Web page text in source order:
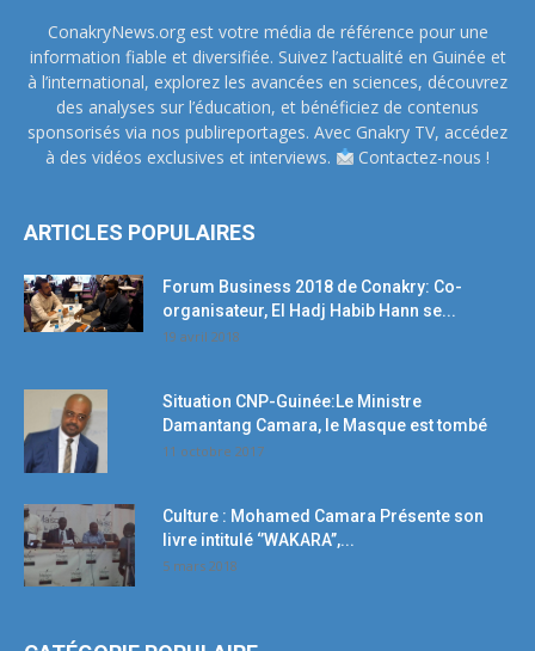
ConakryNews.org est votre média de référence pour une
information fiable et diversifiée. Suivez l’actualité en Guinée et
à l’international, explorez les avancées en sciences, découvrez
des analyses sur l’éducation, et bénéficiez de contenus
sponsorisés via nos publireportages. Avec Gnakry TV, accédez
à des vidéos exclusives et interviews.
Contactez-nous !
ARTICLES POPULAIRES
Forum Business 2018 de Conakry: Co-
organisateur, El Hadj Habib Hann se...
19 avril 2018
Situation CNP-Guinée:Le Ministre
Damantang Camara, le Masque est tombé
11 octobre 2017
Culture : Mohamed Camara Présente son
livre intitulé ‘’WAKARA’’,...
5 mars 2018